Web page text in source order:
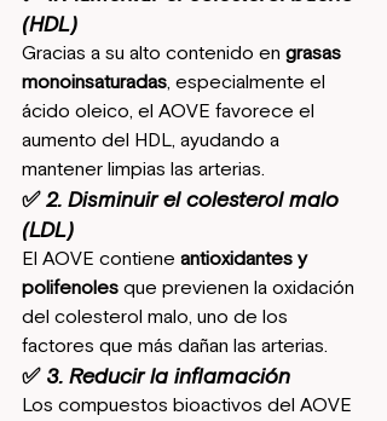
(HDL)
Gracias a su alto contenido en grasas
monoinsaturadas, especialmente el
ácido oleico, el AOVE favorece el
aumento del HDL, ayudando a
mantener limpias las arterias.
✅ 2. Disminuir el colesterol malo
(LDL)
El AOVE contiene antioxidantes y
polifenoles que previenen la oxidación
del colesterol malo, uno de los
factores que más dañan las arterias.
✅ 3. Reducir la inflamación
Los compuestos bioactivos del AOVE